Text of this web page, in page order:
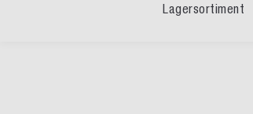
Lagersortiment